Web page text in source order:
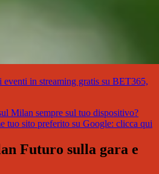
eventi in streaming gratis su BET365,
Milan sempre sul tuo dispositivo?
tuo sito preferito su Google: clicca qui
Futuro sulla gara e